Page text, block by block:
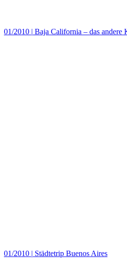
01/2010 | Baja California – das andere
01/2010 | Städtetrip Buenos Aires